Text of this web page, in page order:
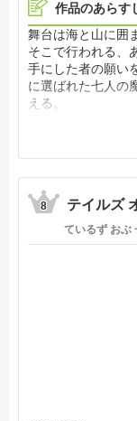
作品のあらす
舞台は海と山に囲
そこで行われる、
手にした者の願い
に選ばれた七人の
える。
弓兵 "アーチャー"
魔術師 "キャスター"
暗殺者 "アサシン"
狂戦士 "バーサー
マスターは七つの
は、聖杯を求め、
その名は「聖杯戦
『Unlimited Blade
遠坂凛をヒロイン
魔術師の名門で
アーチャーのサー
しかしその矢先、
き込まれたことに
う。やがて彼女は
8 テイルズ
ているず おぶ